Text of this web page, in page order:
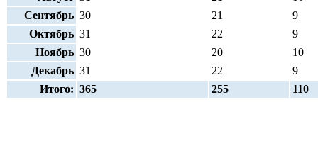
Сентябрь 30 21
9
Октябрь 31 22
9
Ноябрь 30 20
10
Декабрь 31 22
9
Итого: 365 255 110